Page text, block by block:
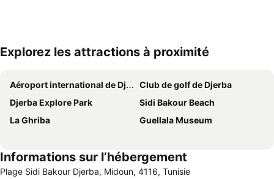
Explorez les attractions à proximité
Aéroport international de Djerba-Zarzis
Club de golf de Djerba
Djerba Explore Park
Sidi Bakour Beach
La Ghriba
Guellala Museum
Informations sur l’hébergement
Plage Sidi Bakour Djerba, Midoun, 4116, Tunisie